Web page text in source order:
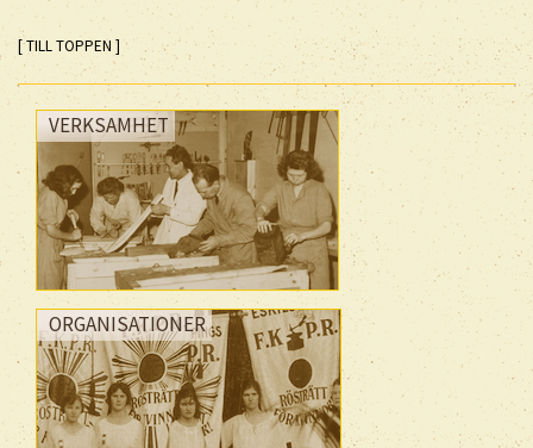
[ TILL TOPPEN ]
VERKSAMHET
ORGANISATIONER